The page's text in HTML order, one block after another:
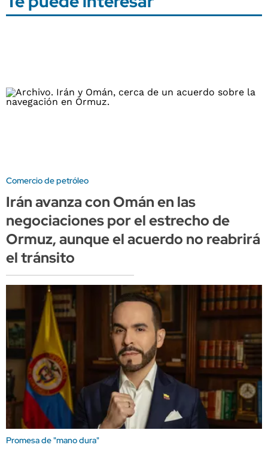
Comercio de petróleo
Irán avanza con Omán en las
negociaciones por el estrecho de
Ormuz, aunque el acuerdo no reabrirá
el tránsito
Promesa de "mano dura"